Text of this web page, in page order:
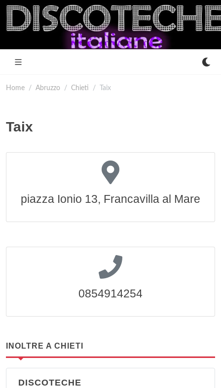
Home Abruzzo Chieti Taix
Taix
piazza Ionio 13, Francavilla al Mare
0854914254
INOLTRE A CHIETI
DISCOTECHE